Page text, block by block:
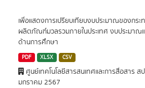
เพื่อแสดงการเปรียบเทียบงบประมาณของกร
ผลิตภัณฑ์มวลรวมภายในประเทศ งบประมาณ
ด้านการศึกษา
PDF XLSX CSV
ศูนย์เทคโนโลยีสารสนเทศและการสื่อสาร ส
มกราคม 2567